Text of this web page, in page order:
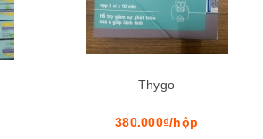
Thygo
380.000₫/hộp